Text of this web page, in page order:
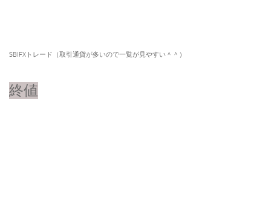
SBIFXトレード（取引通貨が多いので一覧が見やすい＾＾）​
終値